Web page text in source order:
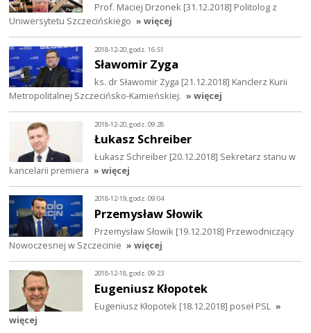
Prof. Maciej Drzonek [31.12.2018] Politolog z
Uniwersytetu Szczecińskiego » więcej
2018-12-20, godz. 16:51
Sławomir Zyga
ks. dr Sławomir Zyga [21.12.2018] Kanclerz Kurii
Metropolitalnej Szczecińsko-Kamieńskiej. » więcej
2018-12-20, godz. 09:28
Łukasz Schreiber
Łukasz Schreiber [20.12.2018] Sekretarz stanu w
kancelarii premiera » więcej
2018-12-19, godz. 09:04
Przemysław Słowik
Przemysław Słowik [19.12.2018] Przewodniczący
Nowoczesnej w Szczecinie » więcej
2018-12-18, godz. 09:23
Eugeniusz Kłopotek
Eugeniusz Kłopotek [18.12.2018] poseł PSL »
więcej